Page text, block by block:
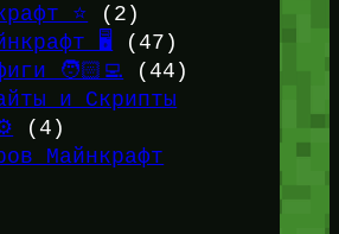
⭐ (2)
🖥️
(47)
🧑🏻‍💻 (44)
и Скрипты
(4)
Майнкрафт